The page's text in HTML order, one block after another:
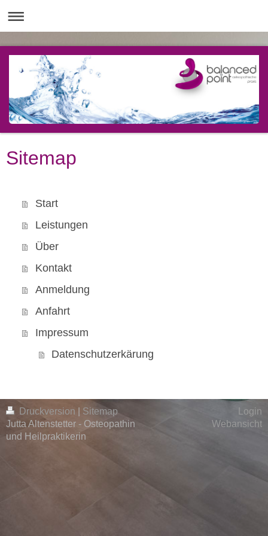
Sitemap
Start
Leistungen
Über
Kontakt
Anmeldung
Anfahrt
Impressum
Datenschutzerkärung
Druckversion
Sitemap
Jutta Altenstetter - Osteopathin
und Heilpraktikerin
Login
Webansicht